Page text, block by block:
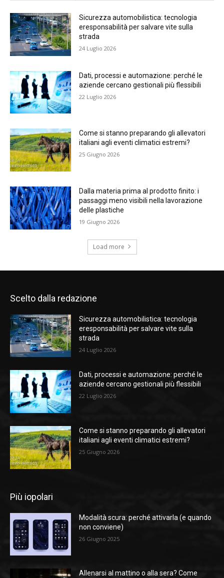
Sicurezza automobilistica: tecnologia
eresponsabilità per salvare vite sulla
strada
24 Luglio 2026
Dati, processi e automazione: perché le
aziende cercano gestionali più flessibili
22 Luglio 2026
Come si stanno preparando gli allevatori
italiani agli eventi climatici estremi?
25 Giugno 2026
Dalla materia prima al prodotto finito: i
passaggi meno visibili nella lavorazione
delle plastiche
19 Giugno 2026
Load more
Scelto dalla redazione
Sicurezza automobilistica: tecnologia
eresponsabilità per salvare vite sulla
strada
24 Luglio 2026
Dati, processi e automazione: perché le
aziende cercano gestionali più flessibili
22 Luglio 2026
Come si stanno preparando gli allevatori
italiani agli eventi climatici estremi?
25 Giugno 2026
Più iopolari
Modalità scura: perché attivarla (e quando
non conviene)
26 Giugno 2025
Allenarsi al mattino o alla sera? Come